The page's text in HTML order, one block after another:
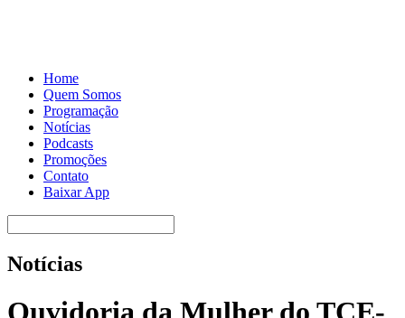
Home
Quem Somos
Programação
Notícias
Podcasts
Promoções
Contato
Baixar App
Notícias